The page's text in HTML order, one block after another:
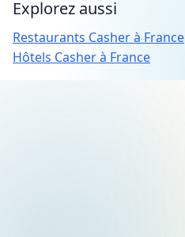
Explorez aussi
Restaurants Casher à France
Hôtels Casher à France